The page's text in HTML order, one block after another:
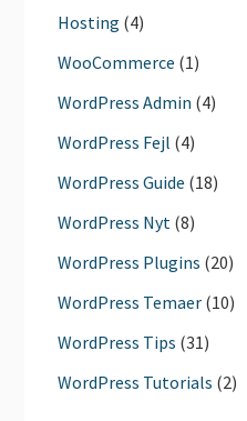
Hosting (4)
WooCommerce (1)
WordPress Admin (4)
WordPress Fejl (4)
WordPress Guide (18)
WordPress Nyt (8)
WordPress Plugins (20)
WordPress Temaer (10)
WordPress Tips (31)
WordPress Tutorials (2)